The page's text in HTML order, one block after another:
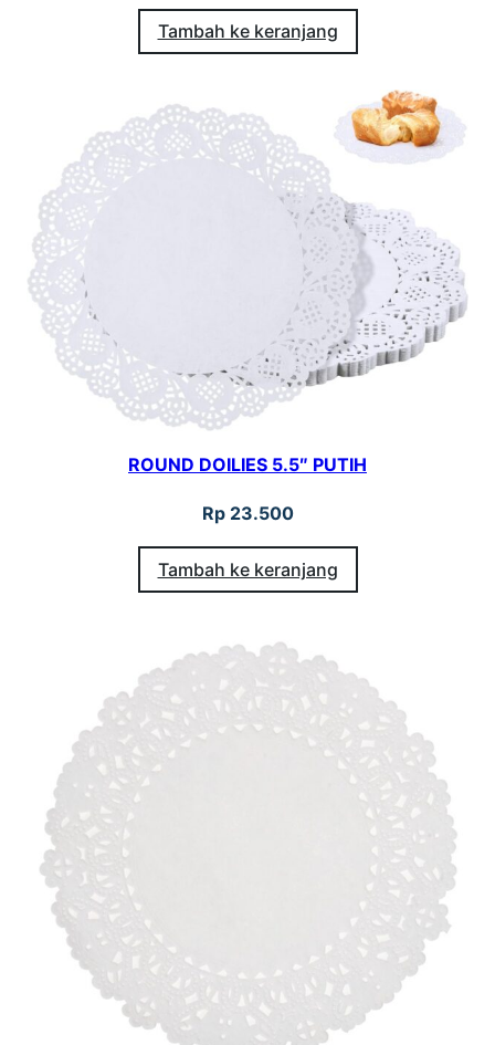
Tambah ke keranjang
ROUND DOILIES 5.5″ PUTIH
Rp23.500
Tambah ke keranjang